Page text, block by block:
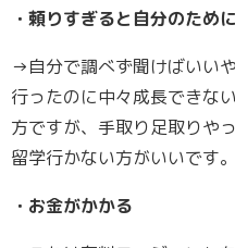
・頼りすぎると自分のため
→自分で調べず聞けばいい
行ったのに中々成長できな
方ですが、手取り足取りや
留学行かない方がいいです。
・お金がかかる